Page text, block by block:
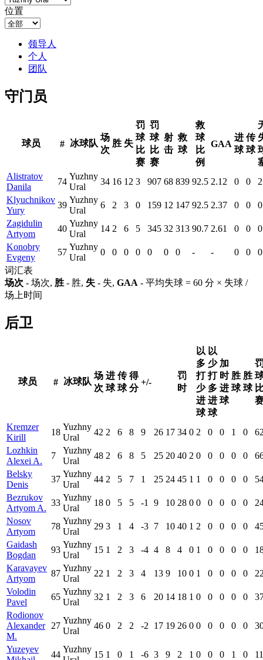
位置
领导人
个人
团队
守门员
球员 # 冰球队
场
次
胜 失
罚
球
比
赛
罚
球
比
赛
射
击
救
球
救
球
比
例
GAA
进
球
传
球
Alistratov
Danila
74
Yuzhny
Ural
34 16 12 3 907 68 839 92.5 2.12 0 0
2
Klyuchnikov
Yury
39
Yuzhny
Ural
6 2 3 0 159 12 147 92.5 2.37 0 0
0
Zagidulin
Artyom
40
Yuzhny
Ural
14 2 6 5 345 32 313 90.7 2.61 0 0
0
Konobry
Evgeny
57
Yuzhny
Ural
0 0 0 0 0 0 0 - - 0 0
0
词汇表
场次 - 场次, 胜 - 胜, 失 - 失, GAA - 平均失球 = 60 分 × 失球 /
场上时间
后卫
球员 # 冰球队
场
次
进
球
传
球
得
分
+/-
罚
时
以
多
打
少
进
球
以
少
打
多
进
球
加
时
进
球
胜
球
胜
球
Kremzer
Kirill
18
Yuzhny
Ural
42 2 6 8 9 26 17 34 0 2 0 0 1 0
Lozhkin
Alexei A.
7
Yuzhny
Ural
48 2 6 8 5 25 20 40 2 0 0 0 0 0
Belsky
Denis
37
Yuzhny
Ural
44 2 5 7 1 25 24 45 1 1 0 0 0 0
Bezrukov
Artyom A.
33
Yuzhny
Ural
18 0 5 5 -1 9 10 28 0 0 0 0 0 0
Nosov
Artyom
78
Yuzhny
Ural
29 3 1 4 -3 7 10 40 1 2 0 0 0 0
Gaidash
Bogdan
93
Yuzhny
Ural
15 1 2 3 -4 4 8 4 0 1 0 0 0 0
Karavayev
Artyom
87
Yuzhny
Ural
22 1 2 3 4 13 9 10 0 1 0 0 0 0
Volodin
Pavel
65
Yuzhny
Ural
32 1 2 3 6 20 14 18 1 0 0 0 0 0
Rodionov
Alexander
M.
27
Yuzhny
Ural
46 0 2 2 -2 17 19 26 0 0 0 0 0 0
Yuzeyev
44
Yuzhny
15 1 0 1 -6 3 9 2 1 0 0 0 1 0 11